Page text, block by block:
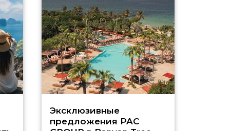
Эксклюзивные
предложения PAC